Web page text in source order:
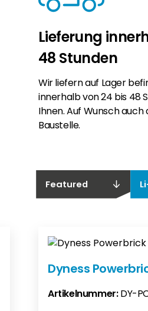
Lieferung
48 Stunden
Wir liefern auf Lager
innerhalb von 24 bis 48
Ihnen. Auf Wunsch auch
Baustelle.
Featured
Dyness
Artikelnummer:DY-